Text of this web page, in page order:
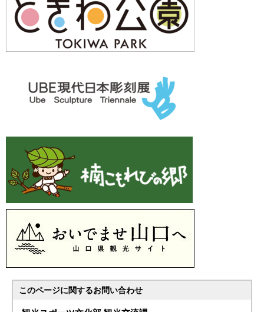
このページに関するお問い合わせ